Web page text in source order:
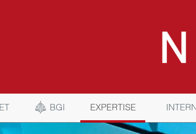
BGI EXPERTISE